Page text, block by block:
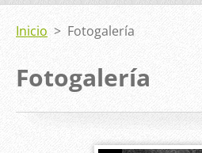
Inicio > Fotogalería
Fotogalería